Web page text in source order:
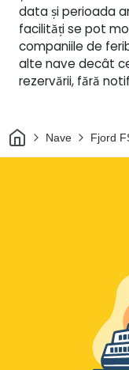
data și perioada
facilități se pot
companiile de
alte nave decât
rezervării, fără
AcasăNave Fjord